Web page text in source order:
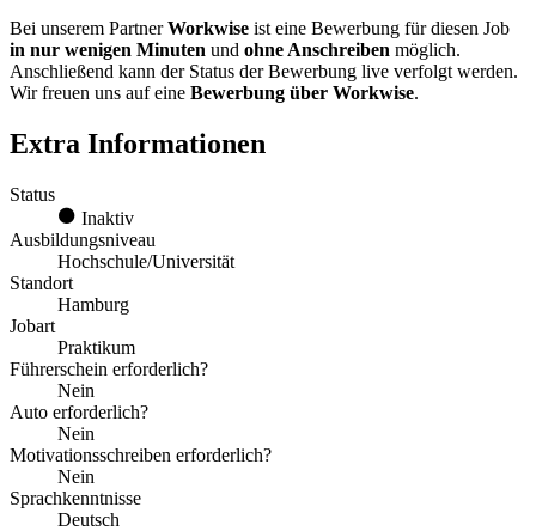
Bei unserem PartnerWorkwise ist eine Bewerbung für diesen Job
in nur wenigen Minuten und ohne Anschreiben möglich.
Anschließend kann der Status der Bewerbung live verfolgt werden.
Wir freuen uns auf eine Bewerbung über Workwise.
Extra Informationen
Status
Inaktiv
Ausbildungsniveau
Hochschule/Universität
Standort
Hamburg
Jobart
Praktikum
Führerschein erforderlich?
Nein
Auto erforderlich?
Nein
Motivationsschreiben erforderlich?
Nein
Sprachkenntnisse
Deutsch